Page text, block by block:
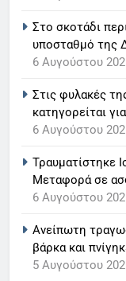
Στο σκοτάδι
υποσταθμό της
6 Αυγούστου
Στις φυλακές
κατηγορείται
6 Αυγούστου
Τραυματίστηκε
Μεταφορά σε
6 Αυγούστου
Ανείπωτη
βάρκα και
5 Αυγούστου
8